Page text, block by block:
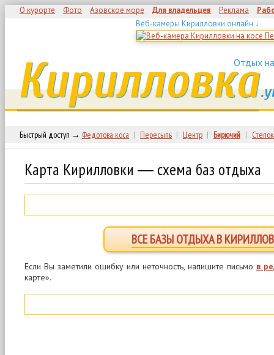
О курорте Фото Азовское море Для владельцев Реклама
Веб-камеры Кирилловки онлайн ↓
Отдых
Кирилловка
Быстрый доступ → Федотова коса | Пересыпь | Центр | Бирючий | Степок
Карта Кирилловки ― схема баз отдыха
ВСЕ БАЗЫ ОТДЫХА В
Если Вы заметили ошибку или неточность, напишите письмо в
карте».